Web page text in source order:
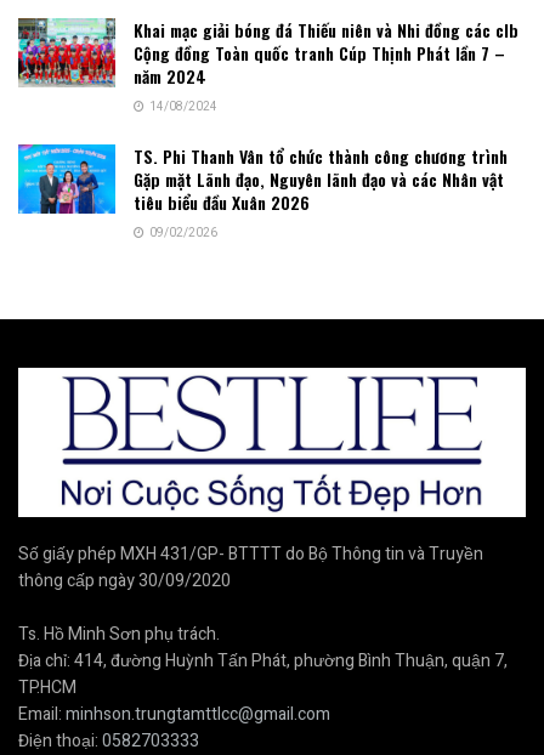
Khai mạc giải bóng đá Thiếu niên và Nhi đồng các clb
Cộng đồng Toàn quốc tranh Cúp Thịnh Phát lần 7 –
năm 2024
14/08/2024
TS. Phi Thanh Vân tổ chức thành công chương trình
Gặp mặt Lãnh đạo, Nguyên lãnh đạo và các Nhân vật
tiêu biểu đầu Xuân 2026
09/02/2026
Số giấy phép MXH 431/GP- BTTTT do Bộ Thông tin và Truyền
thông cấp ngày 30/09/2020
Ts. Hồ Minh Sơn phụ trách.
Địa chỉ: 414, đường Huỳnh Tấn Phát, phường Bình Thuận, quận 7,
TP.HCM
Email:minhson.trungtamttlcc@gmail.com
Điện thoại:0582703333